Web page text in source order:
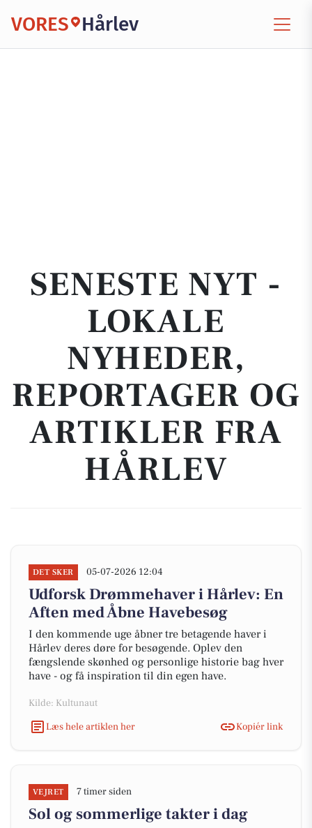
VORES Hårlev
SENESTE NYT -
LOKALE
NYHEDER,
REPORTAGER OG
ARTIKLER FRA
HÅRLEV
DET SKER 05-07-2026 12:04
Udforsk Drømmehaver i Hårlev: En
Aften med Åbne Havebesøg
I den kommende uge åbner tre betagende haver i
Hårlev deres døre for besøgende. Oplev den
fængslende skønhed og personlige historie bag hver
have - og få inspiration til din egen have.
Kilde: Kultunaut
Læs hele artiklen her
Kopiér link
VEJRET 7 timer siden
Sol og sommerlige takter i dag